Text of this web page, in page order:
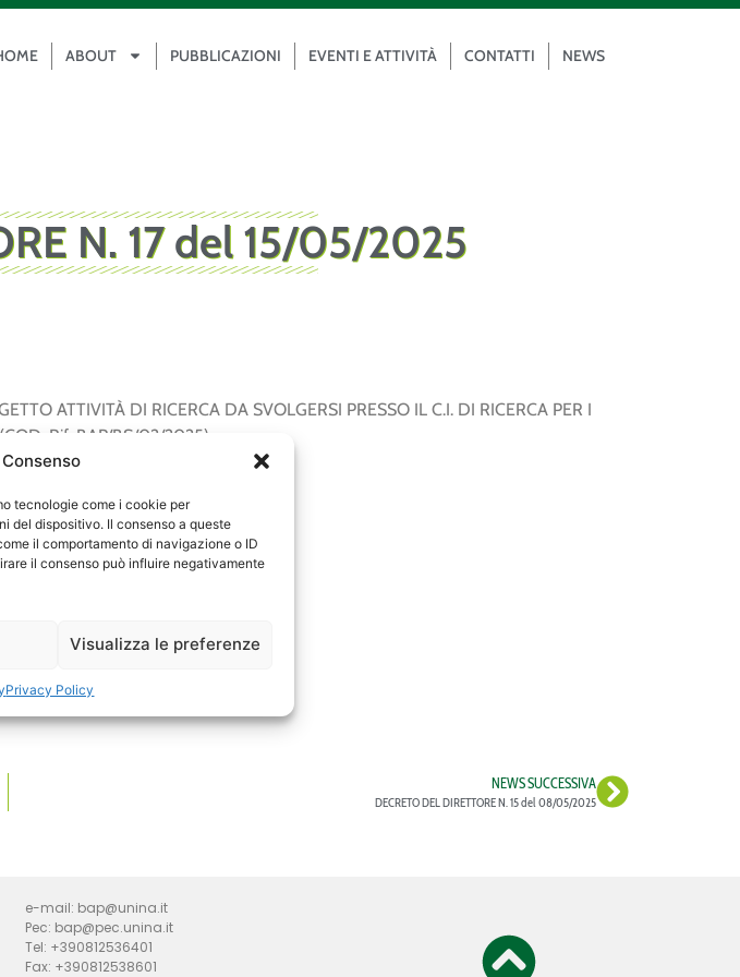
tecnologie come i cookie per
del dispositivo. Il consenso a queste
il comportamento di navigazione o ID
il consenso può influire negativamente
Visualizza le preferenze
Privacy Policy
ABOUT PUBBLICAZIONI EVENTI E ATTIVITÀ CONTATTI NEWS
N. 17 del 15/05/2025
ATTIVITÀ DI RICERCA DA SVOLGERSI PRESSO IL C.I. DI RICERCA PER I
Rif. BAP/BS/02/2025)
allegato
NEWS SUCCESSIVA
DECRETO DEL DIRETTORE N. 15 del 08/05/2025
e-mail: bap@unina.it
Pec: bap@pec.unina.it
Tel: +390812536401
Fax: +390812538601